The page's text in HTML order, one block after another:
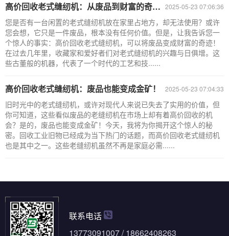
2025-05-23 07:06:36
高价回收老式缝纫机：从废品到财富的奇迹！
您是否有一台闲置的老式缝纫机放在家里占地方，却无法使用？或许
您会想，它只是一件废品，根本没有任何价值。但是，让我告诉您一
个惊人的事实：高价回收老式缝纫机，可以将废品变成财富的奇迹！
在过去几年里，收藏家和爱好者们对老式缝纫机的兴趣与日俱增。这
些古董般的机器，代表了一个时代的工艺和技......
2025-05-23 07:04:33
高价回收老式缝纫机：废品也能变成金矿！
旧时光中的老式缝纫机，或许对现代人来说已失去了实用的价值，但
你可知道，这些看似废品的老缝纫机在市场上却有着高价回收的机
会？是的，废品也能变成金矿！今天，我将为你揭开这个惊人的秘
密。回收工业旧物已经成为当下热门的话题，而高价回收老式缝纫机
也是其中之一。这些老缝纫机虽然不再是家庭必需......
联系电话
13773091007 / 18662408263